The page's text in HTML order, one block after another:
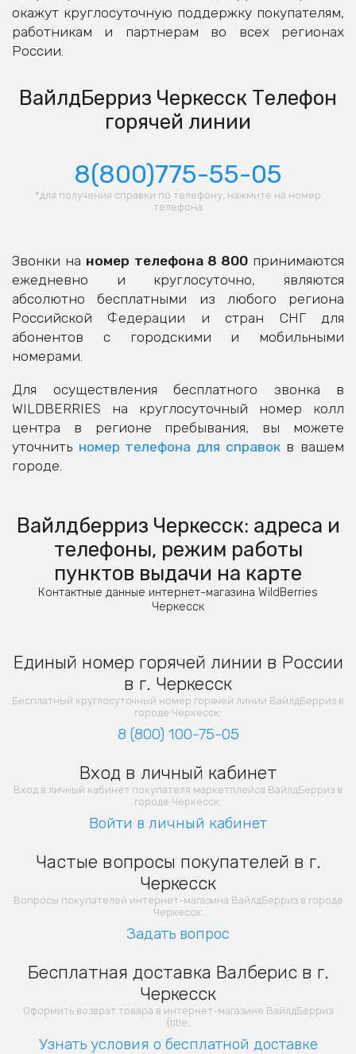
окажут круглосуточную поддержку покупателям,
работникам и партнерам во всех регионах
России.
ВайлдБерриз Черкесск Телефон
горячей линии
8(800)775-55-05
*для получения справки по телефону, нажмите на номер
телефона
Звонки на номер телефона 8 800принимаются
ежедневно и круглосуточно, являются
абсолютно бесплатными из любого региона
Российской Федерации и стран СНГ для
абонентов с городскими и мобильными
номерами.
Для осуществления бесплатного звонка в
WILDBERRIES на круглосуточный номер колл
центра в регионе пребывания, вы можете
уточнить номер телефона для справокв вашем
городе.
Вайлдберриз Черкесск: адреса и
телефоны, режим работы
пунктов выдачи на карте
Контактные данные интернет-магазина WildBerries
Черкесск
Единый номер горячей линии в России
в г. Черкесск
Бесплатный круглосуточный номер горячей линии ВайлдБерриз в
городе Черкесск:
8 (800) 100-75-05
Вход в личный кабинет
Вход в личный кабинет покупателя маркетплейса ВайлдБерриз в
городе Черкесск:
Войти в личный кабинет
Частые вопросы покупателей в г.
Черкесск
Вопросы покупателей интернет-магазина ВайлдБерриз в городе
Черкесск:
Задать вопрос
Бесплатная доставка Валберис в г.
Черкесск
Оформить возврат товара в интернет-магазине ВайлдБерриз
{title:
Узнать условия о бесплатной доставке